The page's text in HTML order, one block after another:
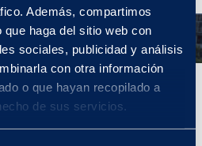
Además, compartimos
haga del sitio web con
sociales, publicidad y análisis
con otra información
o que hayan recopilado a
de sus servicios.
Año 1